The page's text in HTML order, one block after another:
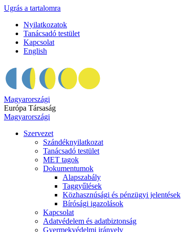
Ugrás a tartalomra
Nyilatkozatok
Tanácsadó testület
Kapcsolat
English
Magyarországi
Európa Társaság
Magyarországi
Szervezet
Szándéknyilatkozat
Tanácsadó testület
MET tagok
Dokumentumok
Alapszabály
Taggyűlések
Közhasznúsági és pénzügyi jelentések
Bírósági igazolások
Kapcsolat
Adatvédelem és adatbiztonság
Gyermekvédelmi irányelv